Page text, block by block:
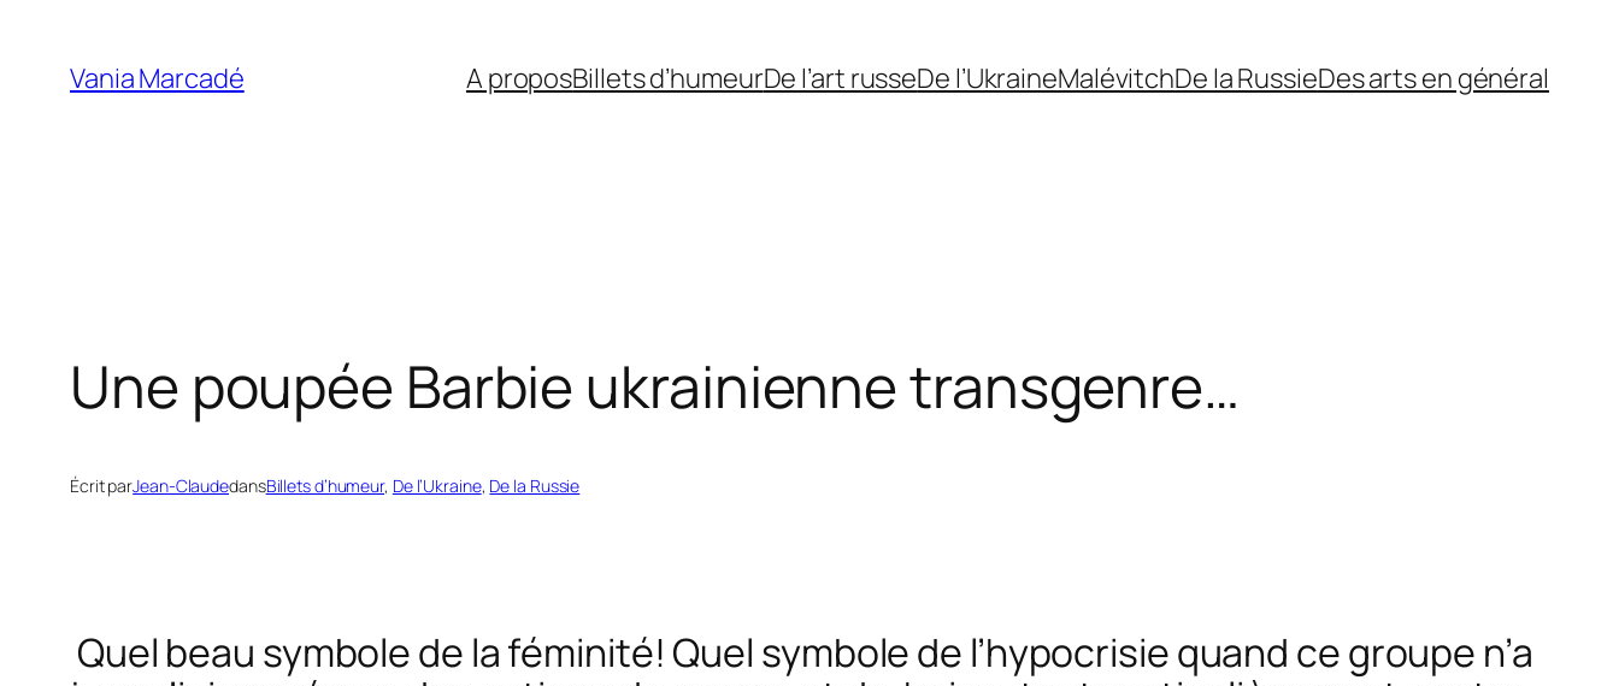
contenu
Vania Marcadé A proposBillets d’humeurDe l’art russeDe l’UkraineMalévitchDe la RussieDes arts en général
Une poupée Barbie ukrainienne transgenre…
Écrit parJean-ClaudedansBillets d’humeur, De l’Ukraine, De la Russie
Quel beau symbole de la féminité! Quel symbole de l’hypocrisie quand ce groupe n’a